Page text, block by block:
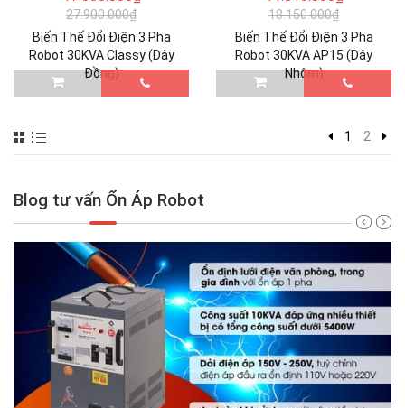
27.900.000₫
Biến Thế Đổi Điện 3 Pha
Robot 30KVA Classy (Dây
Đồng)
18.150.000₫
Biến Thế Đổi Điện 3 Pha
Robot 30KVA AP15 (Dây
Nhôm)
1 2
Blog tư vấn Ổn Áp Robot